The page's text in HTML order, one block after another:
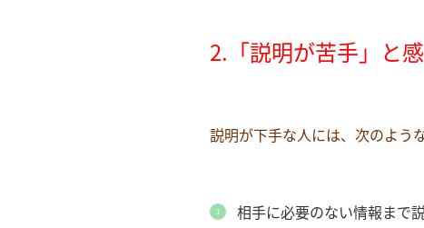
2.「説明が苦手」と
説明が下手な人には、次のよう
相手に必要のない情報まで